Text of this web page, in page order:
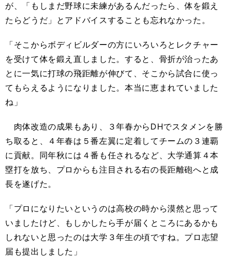
が、「もしまだ野球に未練があるんだったら、体を鍛え
たらどうだ」とアドバイスすることも忘れなかった。
「そこからボディビルダーの方にいろいろとレクチャー
を受けて体を鍛え直しました。すると、骨折が治ったあ
とに一気に打球の飛距離が伸びて、そこから試合に使っ
てもらえるようになりました。本当に恵まれていました
ね」
肉体改造の成果もあり、３年春からDHでスタメンを勝
ち取ると、４年春は５番左翼に定着してチームの３連覇
に貢献。同年秋には４番も任されるなど、大学通算４本
塁打を放ち、プロからも注目される右の長距離砲へと成
長を遂げた。
「プロになりたいというのは高校の時から漠然と思って
いましたけど、もしかしたら手が届くところにあるかも
しれないと思ったのは大学３年生の頃ですね。プロ志望
届も提出しました」